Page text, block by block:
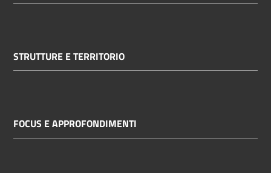
STRUTTURE E TERRITORIO
FOCUS E APPROFONDIMENTI